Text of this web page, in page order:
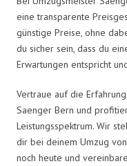
eine transparente
günstige Preise, ohne
du sicher sein, dass du
Erwartungen entspricht
Vertraue auf die
Saenger Bern und
Leistungsspektrum. Wir
dir bei deinem Umzug
noch heute und